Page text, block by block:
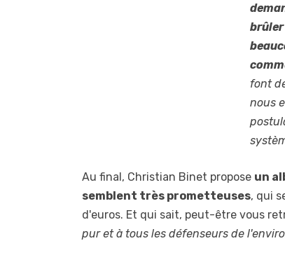
font
nous
Au final, Christian Binet propose un
semblent très prometteuses, qui
d'euros. Et qui sait, peut-être vous
pur et à tous les défenseurs de